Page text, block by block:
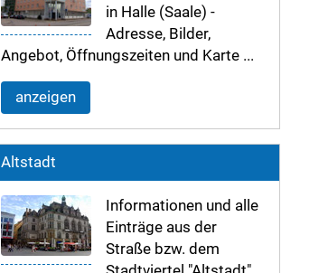
in Halle (Saale) -
Adresse, Bilder,
Angebot, Öffnungszeiten und Karte ...
anzeigen
Altstadt
Informationen und alle
Einträge aus der
Straße bzw. dem